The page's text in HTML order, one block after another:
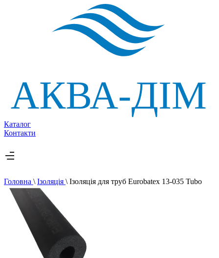
Каталог
Контакти
Головна \ Ізоляція \ Ізоляція для труб Eurobatex 13-035 Tubo